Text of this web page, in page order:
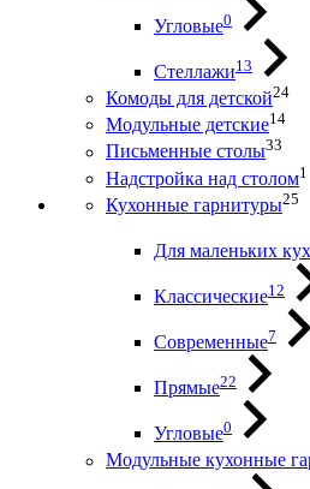
Угловые0
Стеллажи13
Комоды для детской24
Модульные детские14
Письменные столы33
Надстройка над столом1
Кухонные гарнитуры25
Для маленьких
Классические12
Современные7
Прямые22
Угловые0
Модульные кухонные